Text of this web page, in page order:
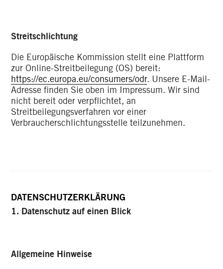
Streitschlichtung
Die Europäische Kommission stellt eine Plattform
zur Online-Streitbeilegung (OS) bereit:
https://ec.europa.eu/consumers/odr. Unsere E-Mail-
Adresse finden Sie oben im Impressum. Wir sind
nicht bereit oder verpflichtet, an
Streitbeilegungsverfahren vor einer
Verbraucherschlichtungsstelle teilzunehmen.
DATENSCHUTZERKLÄRUNG
1. Datenschutz auf einen Blick
Allgemeine Hinweise